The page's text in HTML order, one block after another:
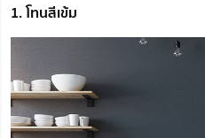
1. โทนสีเข้ม